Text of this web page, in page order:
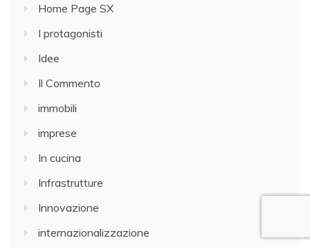
Home Page SX
I protagonisti
Idee
Il Commento
immobili
imprese
In cucina
Infrastrutture
Innovazione
internazionalizzazione